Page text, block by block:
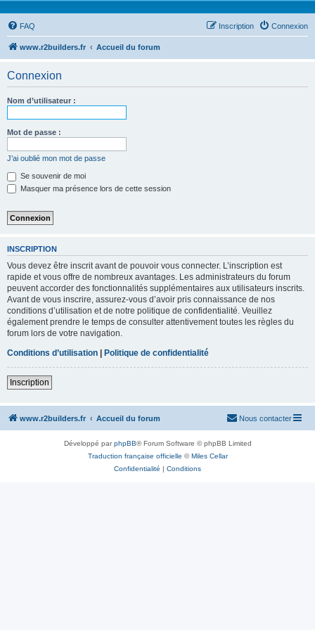
FAQ Connexion
Inscription
www.r2builders.fr Accueil du forum
Connexion
Nom d’utilisateur :
Mot de passe :
J’ai oublié mon mot de passe
Se souvenir de moi
Masquer ma présence lors de cette session
INSCRIPTION
Vous devez être inscrit avant de pouvoir vous connecter. L’inscription est
rapide et vous offre de nombreux avantages. Les administrateurs du forum
peuvent accorder des fonctionnalités supplémentaires aux utilisateurs inscrits.
Avant de vous inscrire, assurez-vous d’avoir pris connaissance de nos
conditions d’utilisation et de notre politique de confidentialité. Veuillez
également prendre le temps de consulter attentivement toutes les règles du
forum lors de votre navigation.
Conditions d’utilisation | Politique de confidentialité
Inscription
www.r2builders.fr Accueil du forum Nous contacter
Développé parphpBB® Forum Software © phpBB Limited
Traduction française officielle ©Miles Cellar
Confidentialité | Conditions